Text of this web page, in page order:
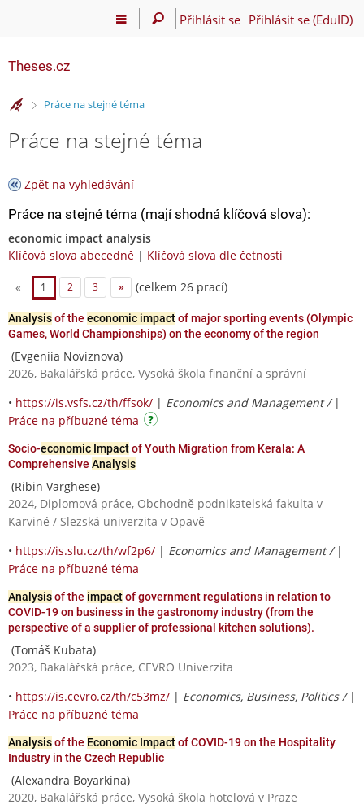
Přihlásit se Přihlásit se (EduID)
Theses.cz
>Práce na stejné téma
Práce na stejné téma
Zpět na vyhledávání
Práce na stejné téma (mají shodná klíčová slova):
economic impact analysis
Klíčová slova abecedně | Klíčová slova dle četnosti
« 1 2 3 » (celkem 26 prací)
Analysisof the economic impactof major sporting events (Olympic
Games, World Championships) on the economy of the region
(Evgeniia Noviznova)
2026, Bakalářská práce, Vysoká škola finanční a správní
• https://is.vsfs.cz/th/ffsok/ | Economics and Management / |
Práce na příbuzné téma
Socio-economic Impactof Youth Migration from Kerala: A
Comprehensive Analysis
(Ribin Varghese)
2024, Diplomová práce, Obchodně podnikatelská fakulta v
Karviné / Slezská univerzita v Opavě
• https://is.slu.cz/th/wf2p6/ | Economics and Management / |
Práce na příbuzné téma
Analysisof the impactof government regulations in relation to
COVID-19 on business in the gastronomy industry (from the
perspective of a supplier of professional kitchen solutions).
(Tomáš Kubata)
2023, Bakalářská práce, CEVRO Univerzita
• https://is.cevro.cz/th/c53mz/ | Economics, Business, Politics / |
Práce na příbuzné téma
Analysisof the Economic Impactof COVID-19 on the Hospitality
Industry in the Czech Republic
(Alexandra Boyarkina)
2020, Bakalářská práce, Vysoká škola hotelová v Praze